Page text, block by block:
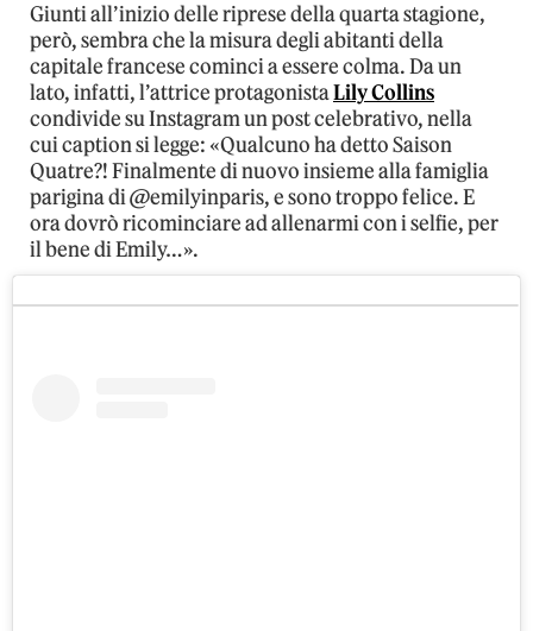
Giunti all’inizio delle riprese della quarta stagione,
però, sembra che la misura degli abitanti della
capitale francese cominci a essere colma. Da un
lato, infatti, l’attrice protagonistaLily Collins
condivide su Instagram un post celebrativo, nella
cui caption si legge: «Qualcuno ha detto Saison
Quatre?! Finalmente di nuovo insieme alla famiglia
parigina di @emilyinparis, e sono troppo felice. E
ora dovrò ricominciare ad allenarmi con i selfie, per
il bene di Emily…».